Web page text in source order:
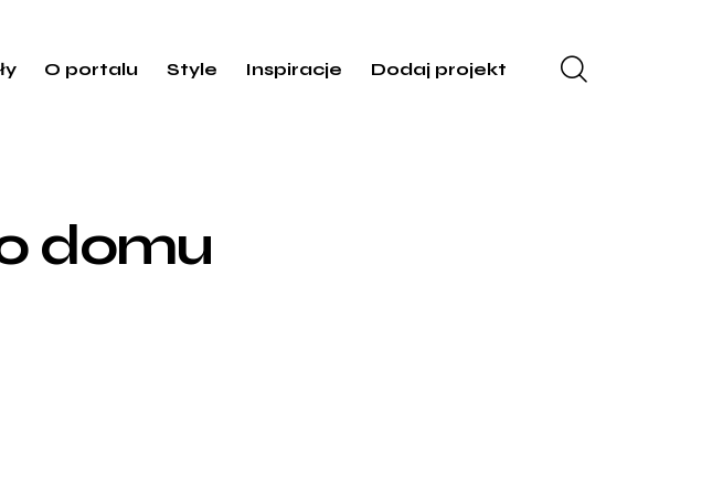
O portalu Style Inspiracje Dodaj projekt
domu